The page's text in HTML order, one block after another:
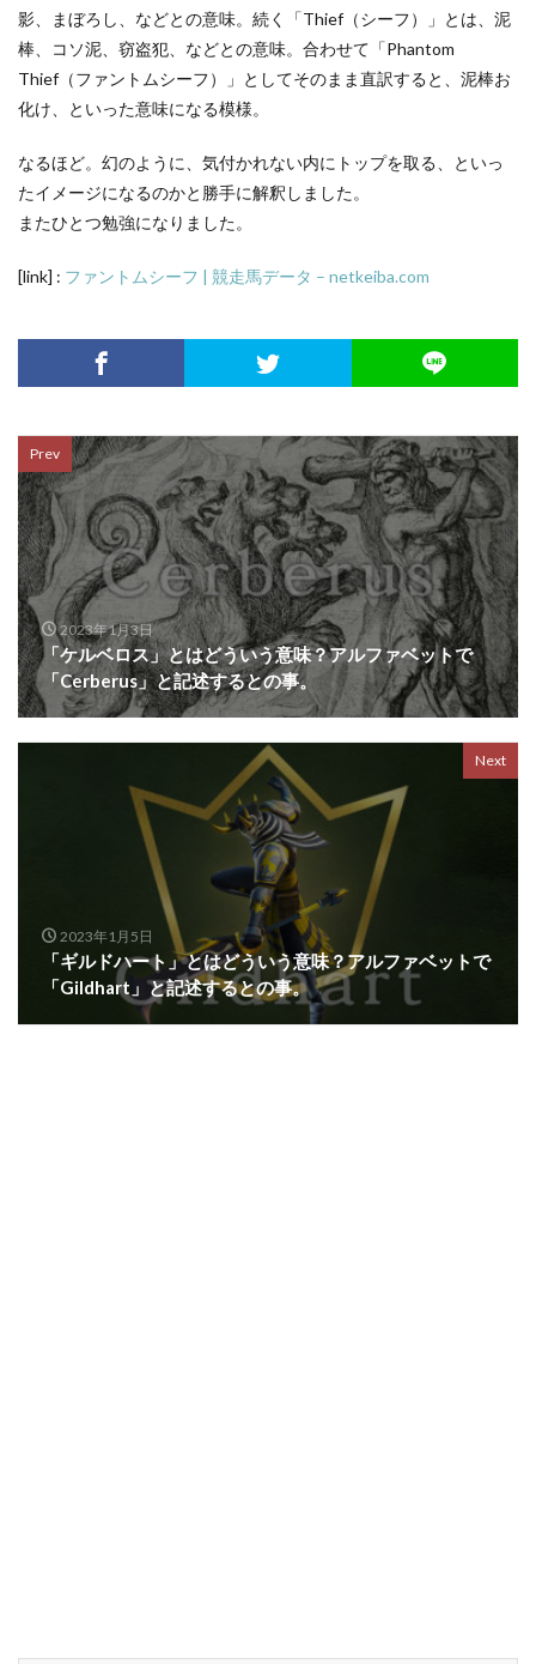
影、まぼろし、などとの意味。続く「Thief（シーフ）」とは、泥
棒、コソ泥、窃盗犯、などとの意味。合わせて「Phantom
Thief（ファントムシーフ）」としてそのまま直訳すると、泥棒お
化け、といった意味になる模様。
なるほど。幻のように、気付かれない内にトップを取る、といっ
たイメージになるのかと勝手に解釈しました。
またひとつ勉強になりました。
[link] : ファントムシーフ | 競走馬データ – netkeiba.com
Prev
2023年1月3日
「ケルベロス」とはどういう意味？アルファベットで
「Cerberus」と記述するとの事。
Next
2023年1月5日
「ギルドハート」とはどういう意味？アルファベットで
「Gildhart」と記述するとの事。